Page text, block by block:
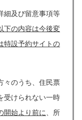
細及び留意事項等
下の内容は今後変
特設予約サイトの
々のうち、住民票
受けられない一時
開始より前に
、所